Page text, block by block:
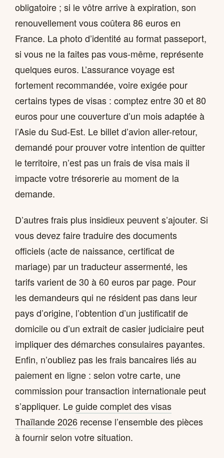
obligatoire ; si le vôtre arrive à expiration, son
renouvellement vous coûtera 86 euros en
France. La photo d’identité au format passeport,
si vous ne la faites pas vous-même, représente
quelques euros. L’assurance voyage est
fortement recommandée, voire exigée pour
certains types de visas : comptez entre 30 et 80
euros pour une couverture d’un mois adaptée à
l’Asie du Sud-Est. Le billet d’avion aller-retour,
demandé pour prouver votre intention de quitter
le territoire, n’est pas un frais de visa mais il
impacte votre trésorerie au moment de la
demande.
D’autres frais plus insidieux peuvent s’ajouter. Si
vous devez faire traduire des documents
officiels (acte de naissance, certificat de
mariage) par un traducteur assermenté, les
tarifs varient de 30 à 60 euros par page. Pour
les demandeurs qui ne résident pas dans leur
pays d’origine, l’obtention d’un justificatif de
domicile ou d’un extrait de casier judiciaire peut
impliquer des démarches consulaires payantes.
Enfin, n’oubliez pas les frais bancaires liés au
paiement en ligne : selon votre carte, une
commission pour transaction internationale peut
s’appliquer. Leguide complet des visas
Thaïlande 2026 recense l’ensemble des pièces
à fournir selon votre situation.